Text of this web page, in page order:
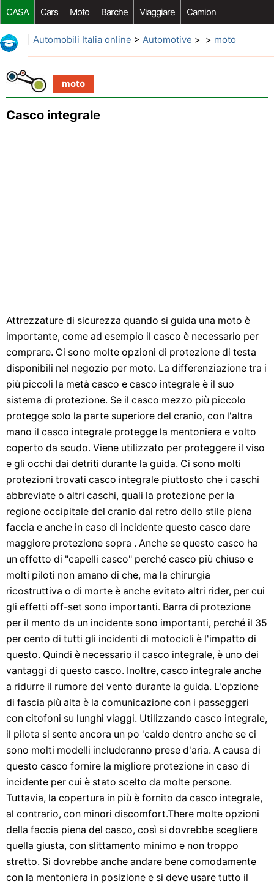
CASA Cars Moto Barche Viaggiare Camion
Riparazione Auto Acquisto Auto Car Opzioni Aftermarket
Automobili Italia online > Automotive > > moto
moto
Casco integrale
Attrezzature di sicurezza quando si guida una moto è
importante, come ad esempio il casco è necessario per
comprare. Ci sono molte opzioni di protezione di testa
disponibili nel negozio per moto. La differenziazione tra i
più piccoli la metà casco e casco integrale è il suo
sistema di protezione. Se il casco mezzo più piccolo
protegge solo la parte superiore del cranio, con l'altra
mano il casco integrale protegge la mentoniera e volto
coperto da scudo. Viene utilizzato per proteggere il viso
e gli occhi dai detriti durante la guida. Ci sono molti
protezioni trovati casco integrale piuttosto che i caschi
abbreviate o altri caschi, quali la protezione per la
regione occipitale del cranio dal retro dello stile piena
faccia e anche in caso di incidente questo casco dare
maggiore protezione sopra . Anche se questo casco ha
un effetto di "capelli casco" perché casco più chiuso e
molti piloti non amano di che, ma la chirurgia
ricostruttiva o di morte è anche evitato altri rider, per cui
gli effetti off-set sono importanti. Barra di protezione
per il mento da un incidente sono importanti, perché il 35
per cento di tutti gli incidenti di motocicli è l'impatto di
questo. Quindi è necessario il casco integrale, è uno dei
vantaggi di questo casco. Inoltre, casco integrale anche
a ridurre il rumore del vento durante la guida. L'opzione
di fascia più alta è la comunicazione con i passeggeri
con citofoni su lunghi viaggi. Utilizzando casco integrale,
il pilota si sente ancora un po 'caldo dentro anche se ci
sono molti modelli includeranno prese d'aria. A causa di
questo casco fornire la migliore protezione in caso di
incidente per cui è stato scelto da molte persone.
Tuttavia, la copertura in più è fornito da casco integrale,
al contrario, con minori discomfort.There molte opzioni
della faccia piena del casco, così si dovrebbe scegliere
quella giusta, con slittamento minimo e non troppo
stretto. Si dovrebbe anche andare bene comodamente
con la mentoniera in posizione e si deve usare tutto il